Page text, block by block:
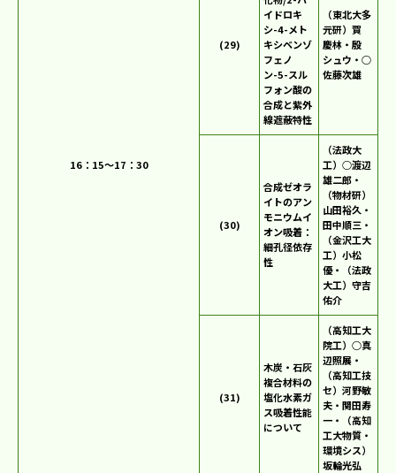
16：15～17：30
(29)
イドロキ
シ-4-メト
キシベンゾ
フェノ
ン-5-スル
フォン酸の
合成と紫外
線遮蔽特性
（東北大多
元研）賀
慶林・殷
シュウ・○
佐藤次雄
(30)
合成ゼオラ
イトのアン
モニウムイ
オン吸着：
細孔径依存
性
（法政大
工）○渡辺
雄二郎・
（物材研）
山田裕久・
田中順三・
（金沢工大
工）小松
優・（法政
大工）守吉
佑介
(31)
木炭・石灰
複合材料の
塩化水素ガ
ス吸着性能
について
（高知工大
院工）○真
辺照展・
（高知工技
セ）河野敏
夫・関田寿
一・（高知
工大物質・
環境シス）
坂輪光弘